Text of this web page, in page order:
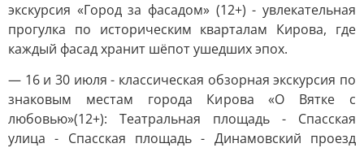
экскурсия «Город за фасадом» (12+) - увлекательная
прогулка по историческим кварталам Кирова, где
каждый фасад хранит шёпот ушедших эпох.
— 16 и 30 июля - классическая обзорная экскурсия по
знаковым местам города Кирова «О Вятке с
любовью»(12+): Театральная площадь - Спасская
улица - Спасская площадь - Динамовский проезд